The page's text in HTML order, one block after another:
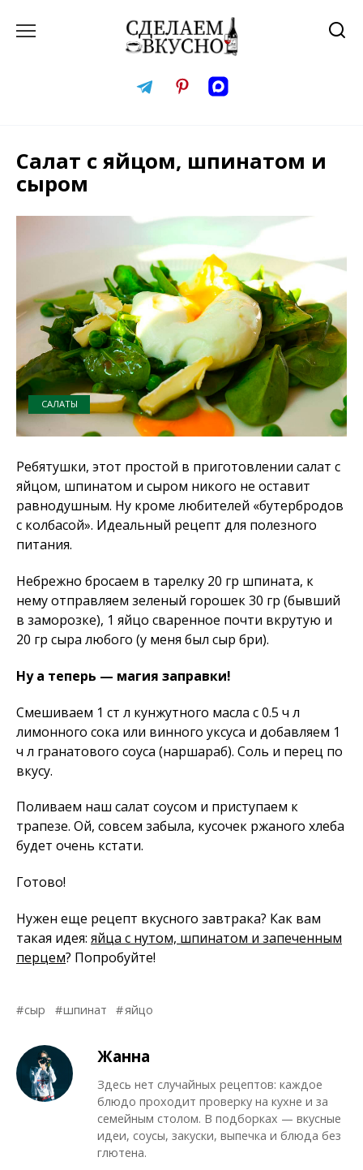
Салат с яйцом, шпинатом и
сыром
САЛАТЫ
Ребятушки, этот простой в приготовлении салат с
яйцом, шпинатом и сыром никого не оставит
равнодушным. Ну кроме любителей «бутербродов
с колбасой». Идеальный рецепт для полезного
питания.
Небрежно бросаем в тарелку 20 гр шпината, к
нему отправляем зеленый горошек 30 гр (бывший
в заморозке), 1 яйцо сваренное почти вкрутую и
20 гр сыра любого (у меня был сыр бри).
Ну а теперь — магия заправки!
Смешиваем 1 ст л кунжутного масла с 0.5 ч л
лимонного сока или винного уксуса и добавляем 1
ч л гранатового соуса (наршараб). Соль и перец по
вкусу.
Поливаем наш салат соусом и приступаем к
трапезе. Ой, совсем забыла, кусочек ржаного хлеба
будет очень кстати.
Готово!
Нужен еще рецепт вкусного завтрака? Как вам
такая идея: яйца с нутом, шпинатом и запеченным
перцем? Попробуйте!
сыр шпинат яйцо
Жанна
Здесь нет случайных рецептов: каждое
блюдо проходит проверку на кухне и за
семейным столом. В подборках — вкусные
идеи, соусы, закуски, выпечка и блюда без
глютена.